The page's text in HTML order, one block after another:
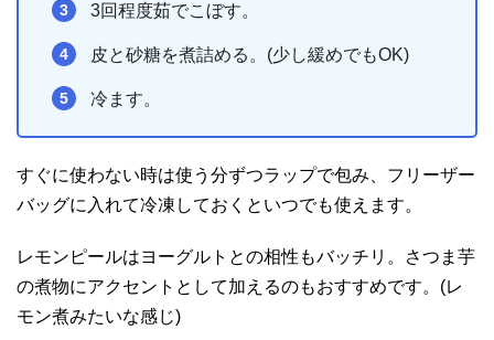
3回程度茹でこぼす。
皮と砂糖を煮詰める。(少し緩めでもOK)
冷ます。
すぐに使わない時は使う分ずつラップで包み、フリーザー
バッグに入れて冷凍しておくといつでも使えます。
レモンピールはヨーグルトとの相性もバッチリ。さつま芋
の煮物にアクセントとして加えるのもおすすめです。(レ
モン煮みたいな感じ)